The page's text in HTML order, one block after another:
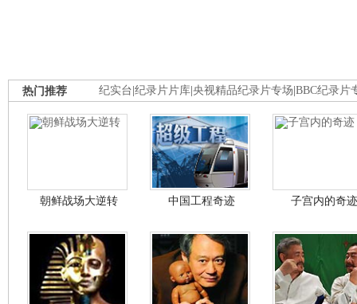
纪实台 纪录片片库 央视精品纪录片专场 BBC纪录片
热门推荐
朝鲜战场大逆转 中国工程奇迹 子宫内的奇迹